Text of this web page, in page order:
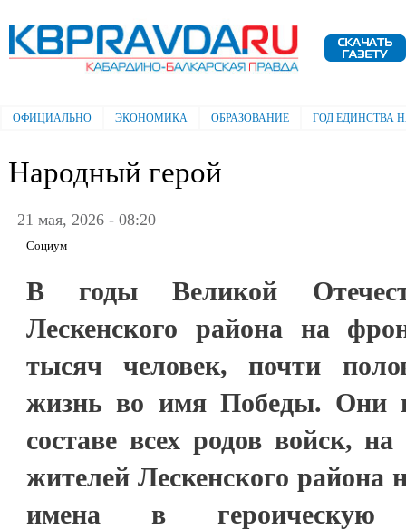
Электронная газета "Кабардино-
Балкарская правда"
Главное меню
ОФИЦИАЛЬНО ЭКОНОМИКА ОБРАЗОВАНИЕ ГОД ЕДИНСТВА
Народный герой
21 мая, 2026 - 08:20
Социум
В годы Великой
Лескенского района на
тысяч человек, почти
жизнь во имя Победы. Они
составе всех родов войск,
жителей Лескенского района
имена в героическую